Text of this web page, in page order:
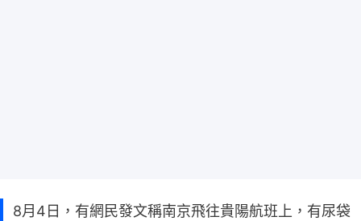
8月4日，有網民發文稱南京飛往貴陽航班上，有尿袋